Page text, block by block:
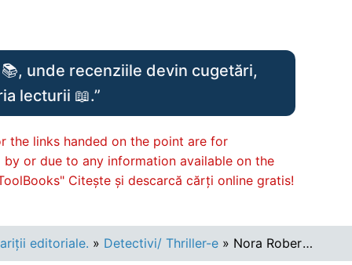
unde recenziile devin cugetări,
lecturii 📖.”
the links handed on the point are for
or due to any information available on the
Citește și descarcă cărți online gratis!
editoriale. » Detectivi/ Thriller-e » Nora Roberts- Promisiunea .PDF